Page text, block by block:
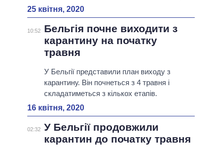
25 квітня, 2020
10:52
Бельгія почне виходити з
карантину на початку
травня
У Бельгії представили план виходу з
карантину. Він почнеться з 4 травня і
складатиметься з кількох етапів.
16 квітня, 2020
02:32 У Бельгії продовжили
карантин до початку травня